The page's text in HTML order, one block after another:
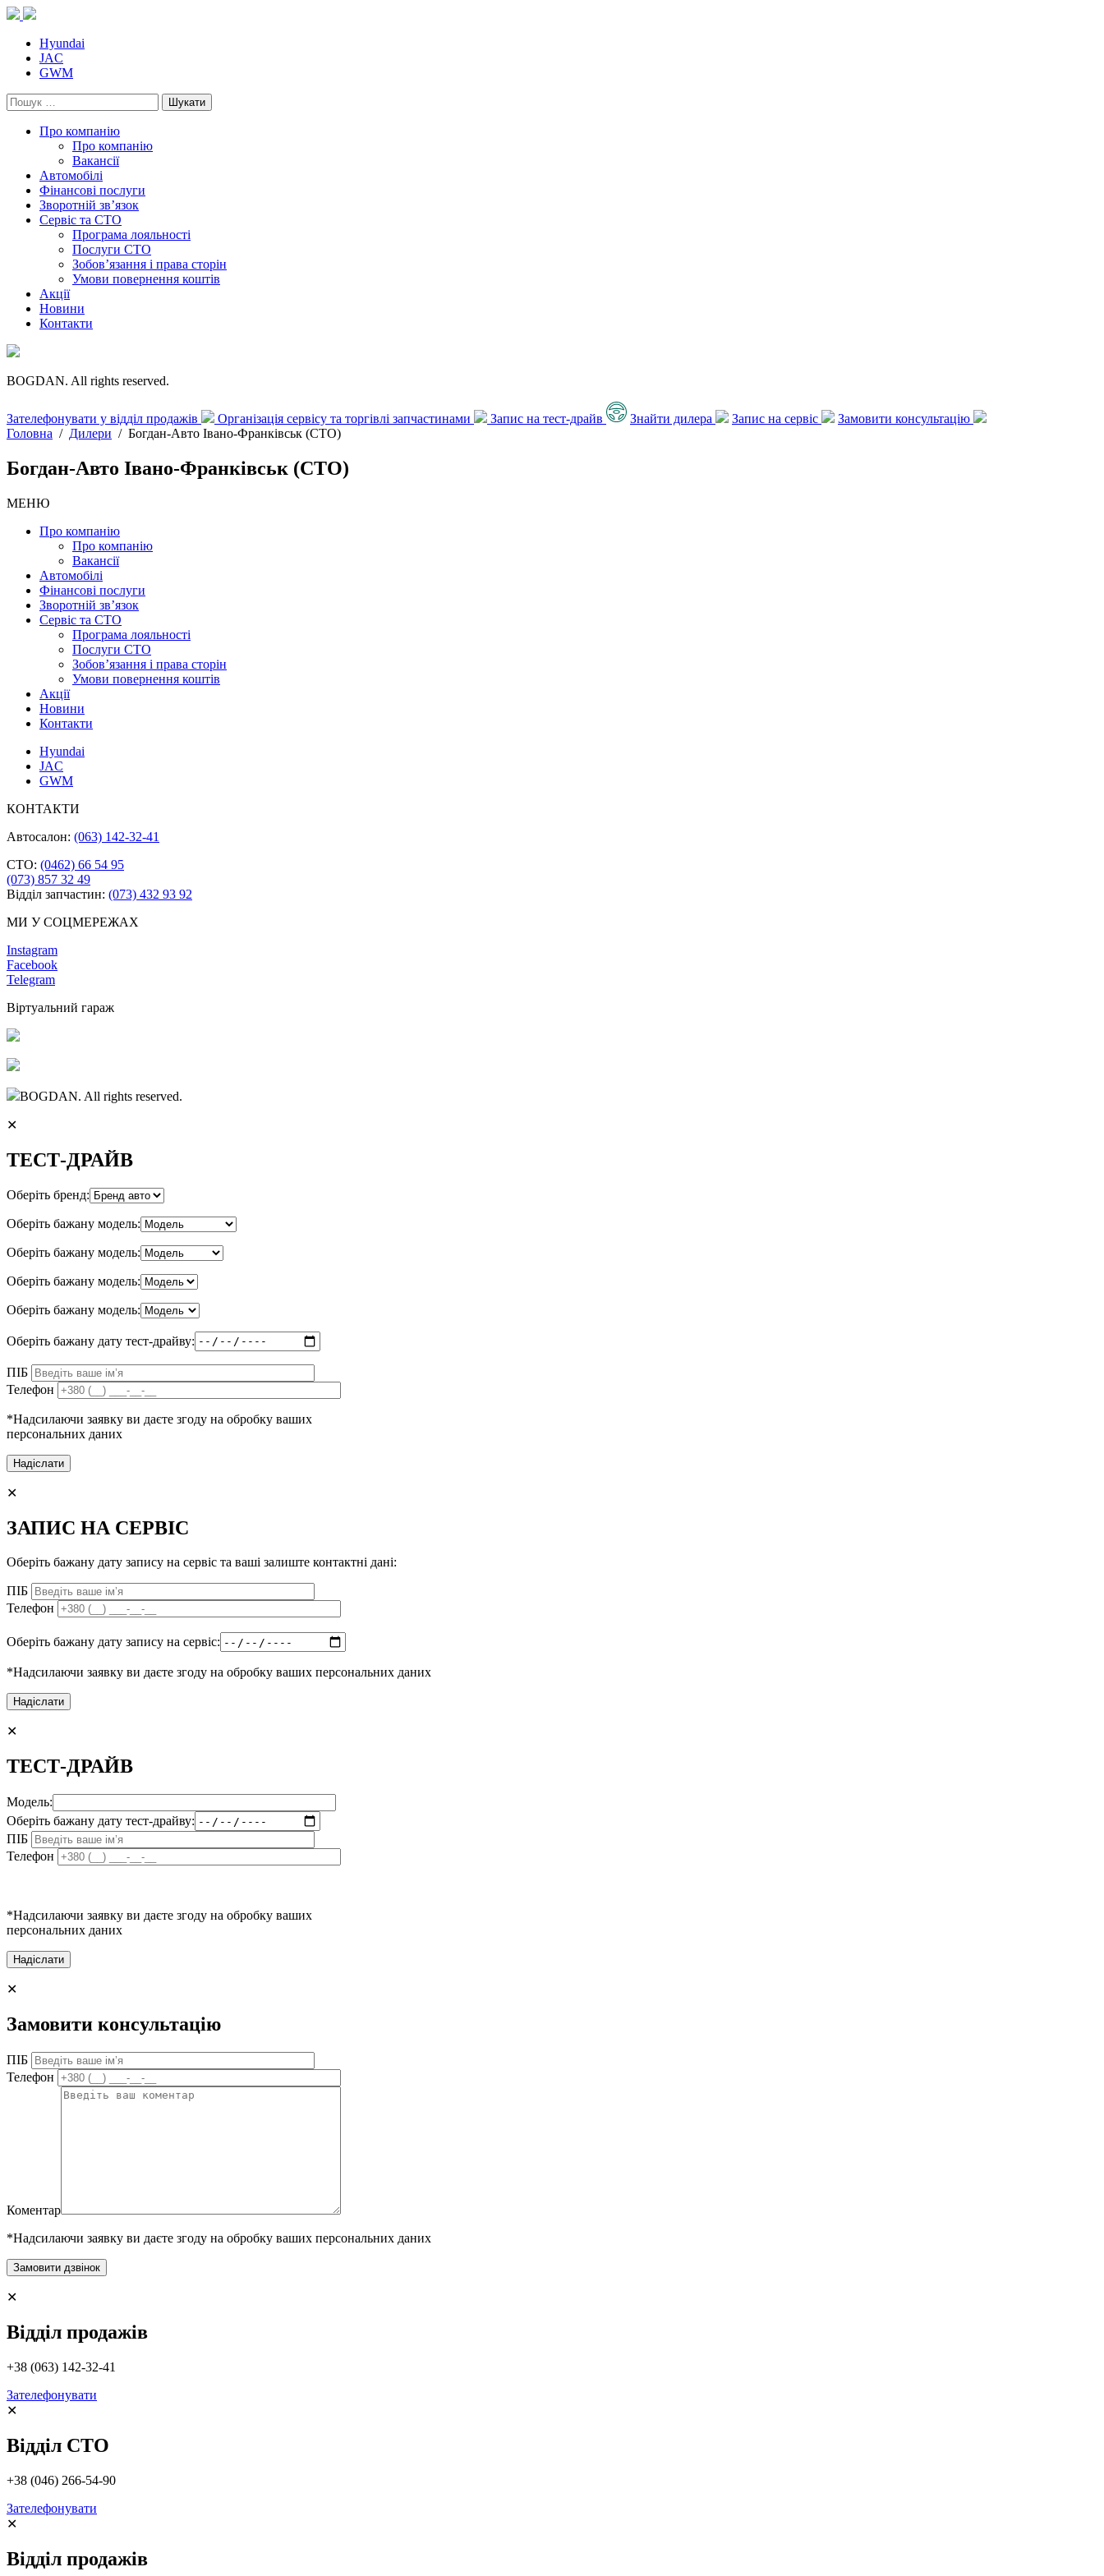
Skip
contentHyundai
JAC
GWM
Пошук:
Про компанію
Про компанію
Вакансії
Автомобілі
Фінансові послуги
Зворотній зв’язок
Cервіс та СТО
Програма лояльності
Послуги СТО
Зобов’язання і права сторін
Умови повернення коштів
Акції
Новини
Контакти
BOGDAN. All rights reserved.
Зателефонувати у відділ продажів Організація сервісу та торгівлі запчастинами Запис на тест-драйв Знайти дилера Запис на сервіс
Замовити консультацію
Головна / Дилери / Богдан-Авто Івано-Франківськ (СТО)
Богдан-Авто Івано-Франківськ (СТО)
МЕНЮ
Про компанію
Про компанію
Вакансії
Автомобілі
Фінансові послуги
Зворотній зв’язок
Cервіс та СТО
Програма лояльності
Послуги СТО
Зобов’язання і права сторін
Умови повернення коштів
Акції
Новини
Контакти
Hyundai
JAC
GWM
КОНТАКТИ
Автосалон: (063) 142-32-41
СТО: (0462) 66 54 95
(073) 857 32 49
Відділ запчастин: (073) 432 93 92
МИ У СОЦМЕРЕЖАХ
Instagram
Facebook
Telegram
Віртуальний гараж
BOGDAN. All rights reserved.
✕
ТЕСТ-ДРАЙВ
Оберіть бренд:
Оберіть бажану модель:
Оберіть бажану модель:
Оберіть бажану модель:
Оберіть бажану модель:
Оберіть бажану дату тест-драйву:
ПІБ
Телефон
*Надсилаючи заявку ви даєте згоду на обробку ваших
персональних даних
✕
ЗАПИС НА СЕРВІС
Оберіть бажану дату запису на сервіс та ваші залиште контактні дані:
ПІБ
Телефон
Оберіть бажану дату запису на сервіс:
*Надсилаючи заявку ви даєте згоду на обробку ваших персональних даних
✕
ТЕСТ-ДРАЙВ
Модель:
Оберіть бажану дату тест-драйву:
ПІБ
Телефон
*Надсилаючи заявку ви даєте згоду на обробку ваших
персональних даних
✕
Замовити консультацію
ПІБ
Телефон
Коментар
*Надсилаючи заявку ви даєте згоду на обробку ваших персональних даних
✕
Відділ продажів
+38 (063) 142-32-41
Зателефонувати
✕
Відділ СТО
+38 (046) 266-54-90
Зателефонувати
✕
Відділ продажів